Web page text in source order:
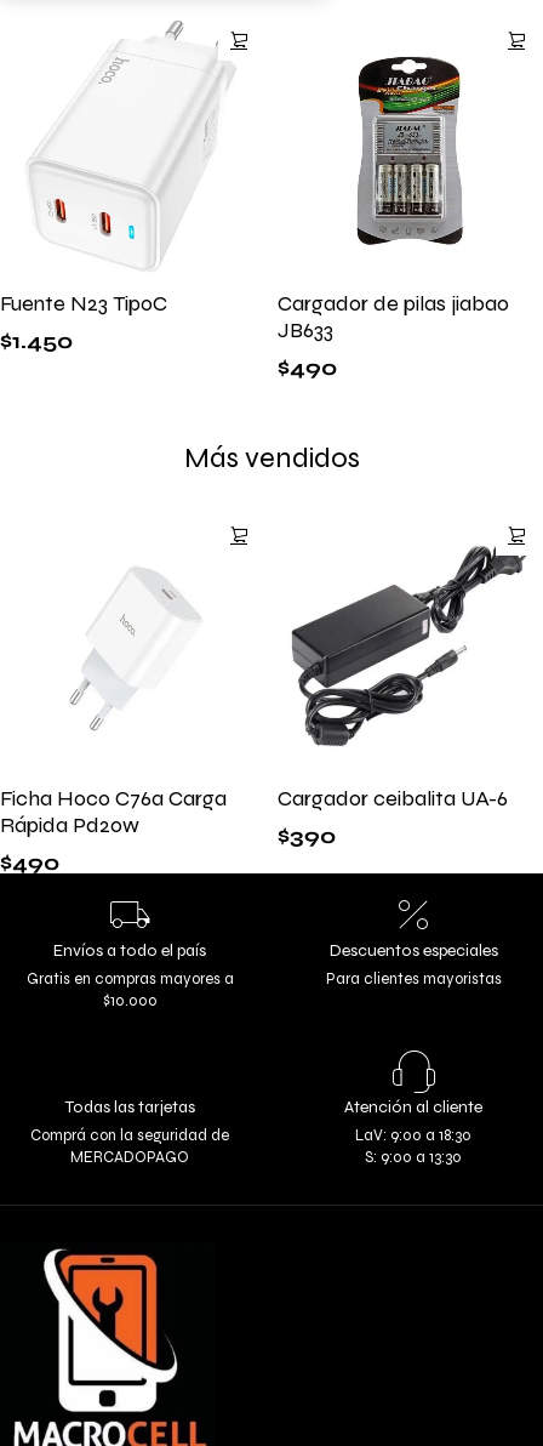
Fuente N23 TipoC
$1.450
Cargador de pilas jiabao
JB633
$490
Más vendidos
Ficha Hoco C76a Carga
Rápida Pd20w
$490
Cargador ceibalita UA-6
$390
Envíos a todo el país
Gratis en compras mayores a
$10.000
Descuentos especiales
Para clientes mayoristas
Todas las tarjetas
Comprá con la seguridad de
MERCADOPAGO
Atención al cliente
LaV: 9:00 a 18:30
S: 9:00 a 13:30